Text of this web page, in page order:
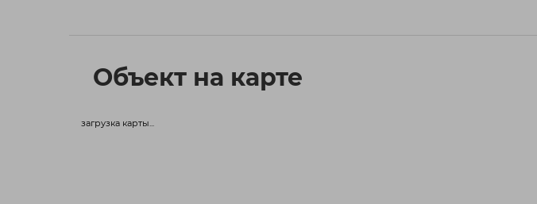
Объект на карте
загрузка карты...